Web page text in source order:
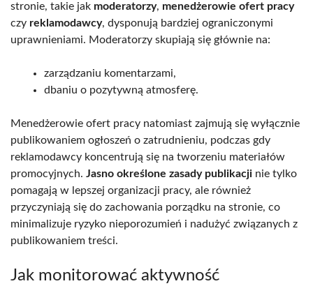
stronie, takie jak moderatorzy, menedżerowie ofert pracy
czy reklamodawcy, dysponują bardziej ograniczonymi
uprawnieniami. Moderatorzy skupiają się głównie na:
zarządzaniu komentarzami,
dbaniu o pozytywną atmosferę.
Menedżerowie ofert pracy natomiast zajmują się wyłącznie
publikowaniem ogłoszeń o zatrudnieniu, podczas gdy
reklamodawcy koncentrują się na tworzeniu materiałów
promocyjnych. Jasno określone zasady publikacji nie tylko
pomagają w lepszej organizacji pracy, ale również
przyczyniają się do zachowania porządku na stronie, co
minimalizuje ryzyko nieporozumień i nadużyć związanych z
publikowaniem treści.
Jak monitorować aktywność